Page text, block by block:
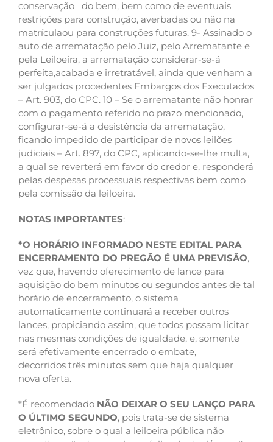
conservação do bem, bem como de eventuais
restrições para construção, averbadas ou não na
matrículaou para construções futuras. 9- Assinado o
auto de arrematação pelo Juiz, pelo Arrematante e
pela Leiloeira, a arrematação considerar-se-á
perfeita,acabada e irretratável, ainda que venham a
ser julgados procedentes Embargos dos Executados
– Art. 903, do CPC. 10 – Se o arrematante não honrar
com o pagamento referido no prazo mencionado,
configurar-se-á a desistência da arrematação,
ficando impedido de participar de novos leilões
judiciais – Art. 897, do CPC, aplicando-se-lhe multa,
a qual se reverterá em favor do credor e, responderá
pelas despesas processuais respectivas bem como
pela comissão da leiloeira.
NOTAS IMPORTANTES:
*O HORÁRIO INFORMADO NESTE EDITAL PARA
ENCERRAMENTO DO PREGÃO É UMA PREVISÃO,
vez que, havendo oferecimento de lance para
aquisição do bem minutos ou segundos antes de tal
horário de encerramento, o sistema
automaticamente continuará a receber outros
lances, propiciando assim, que todos possam licitar
nas mesmas condições de igualdade, e, somente
será efetivamente encerrado o embate,
decorridos três minutos sem que haja qualquer
nova oferta.
*É recomendado NÃO DEIXAR O SEU LANÇO PARA
O ÚLTIMO SEGUNDO, pois trata-se de sistema
eletrônico, sobre o qual a leiloeira pública não